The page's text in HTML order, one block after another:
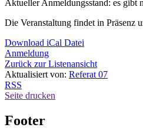
Aktueller Anmeldungsstand: es gibt
Die Veranstaltung findet in Präsenz
Download iCal Datei
Anmeldung
Zurück zur Listenansicht
Aktualisiert von: Referat 07
RSS
Seite drucken
Footer